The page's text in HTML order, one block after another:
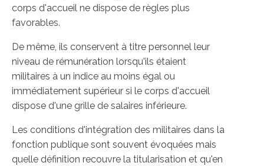
corps d'accueil ne dispose de règles plus
favorables.
De même, ils conservent à titre personnel leur
niveau de rémunération lorsqu'ils étaient
militaires à un indice au moins égal ou
immédiatement supérieur si le corps d'accueil
dispose d'une grille de salaires inférieure.
Les conditions d'intégration des militaires dans la
fonction publique sont souvent évoquées mais
quelle définition recouvre la titularisation et qu'en